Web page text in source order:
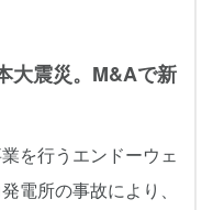
大震災。M&Aで新
を行うエンドーウェ
電所の事故により、